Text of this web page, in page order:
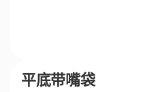
平底带嘴袋